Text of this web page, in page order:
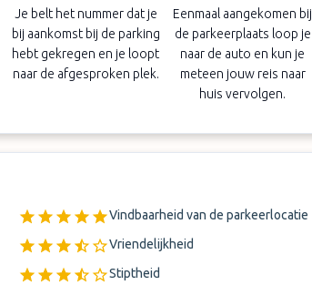
Je belt het nummer dat je
bij aankomst bij de parking
hebt gekregen en je loopt
naar de afgesproken plek.
Eenmaal aangekomen bij
de parkeerplaats loop je
naar de auto en kun je
meteen jouw reis naar
huis vervolgen.
Vindbaarheid van de parkeerlocatie
Vriendelijkheid
Stiptheid